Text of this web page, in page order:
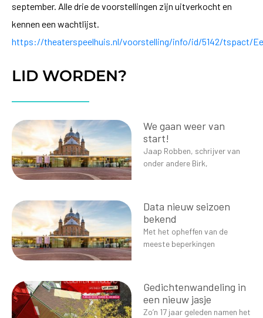
september. Alle drie de voorstellingen zijn uitverkocht en
kennen een wachtlijst.
https://theaterspeelhuis.nl/voorstelling/info/id/5142/tspact/
LID WORDEN?
We gaan weer van
start!
Jaap Robben, schrijver van
onder andere Birk,
Data nieuw seizoen
bekend
Met het opheffen van de
meeste beperkingen
Gedichtenwandeling in
een nieuw jasje
Zo’n 17 jaar geleden namen het